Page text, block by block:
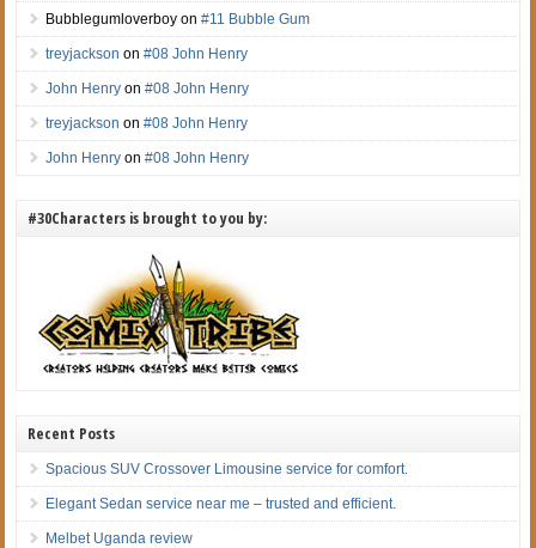
Bubblegumloverboy on#11 Bubble Gum
treyjackson on#08 John Henry
John Henry on#08 John Henry
treyjackson on#08 John Henry
John Henry on#08 John Henry
#30Characters is brought to you by:
Recent Posts
Spacious SUV Crossover Limousine service for comfort.
Elegant Sedan service near me – trusted and efficient.
Melbet Uganda review